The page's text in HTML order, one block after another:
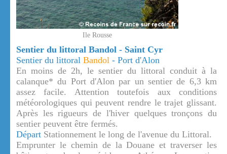
Ile Rousse
Sentier du littoral Bandol - Saint Cyr
Sentier du littoral Bandol - Port d'Alon
En moins de 2h, le sentier du littoral conduit à la
calanque* du Port d'Alon par un sentier de 6,3 km
assez facile. Attention toutefois aux conditions
météorologiques qui peuvent rendre le trajet glissant.
Après les rigueurs de l'hiver quelques tronçons du
sentier peuvent être fermés.
Départ Stationnement le long de l'avenue du Littoral.
Emprunter le chemin de la Douane et traverser les